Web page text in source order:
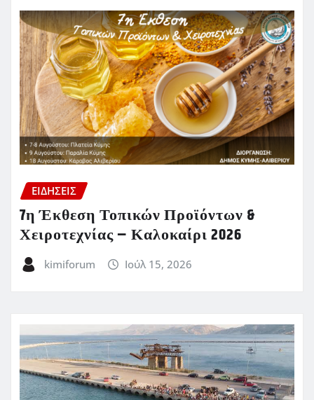
ΕΙΔΗΣΕΙΣ
7η Έκθεση Τοπικών Προϊόντων &
Χειροτεχνίας – Καλοκαίρι 2026
kimiforum Ιούλ 15, 2026